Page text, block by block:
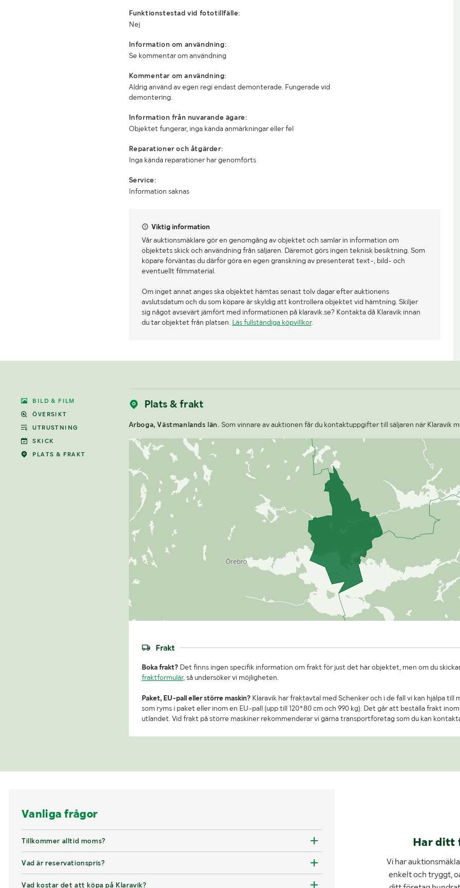
BILD & FILM
ÖVERSIKT
UTRUSTNING
SKICK
PLATS & FRAKT
Funktionstestad vid fototillfälle:
Nej
Information om användning:
Se kommentar om användning
Kommentar om användning:
Aldrig använd av egen regi endast demonterade. Fungerade vid
demontering.
Information från nuvarande ägare:
Objektet fungerar, inga kända anmärkningar eller fel
Reparationer och åtgärder:
Inga kända reparationer har genomförts
Service:
Information saknas
Viktig information
Vår auktionsmäklare gör en genomgång av objektet och samlar in information om
objektets skick och användning från säljaren. Däremot görs ingen teknisk besiktning. Som
köpare förväntas du därför göra en egen granskning av presenterat text-, bild- och
eventuellt filmmaterial.
Om inget annat anges ska objektet hämtas senast tolv dagar efter auktionens
avslutsdatum och du som köpare är skyldig att kontrollera objektet vid hämtning. Skiljer
sig något avsevärt jämfört med informationen på klaravik.se? Kontakta då Klaravik innan
du tar objektet från platsen. Läs fullständiga köpvillkor.
Plats & frakt
Arboga, Västmanlands län. Som vinnare av auktionen får du kontaktuppgifter till säljaren när Klaravik
Frakt
Boka frakt?Det finns ingen specifik information om frakt för just det här objektet, men om du
fraktformulär, så undersöker vi möjligheten.
Paket, EU-pall eller större maskin?Klaravik har fraktavtal med Schenker och i de fall vi kan hjälpa till
som ryms i paket eller inom en EU-pall (upp till 120*80 cm och 990 kg). Det går att beställa frakt
utlandet. Vid frakt på större maskiner rekommenderar vi gärna transportföretag som du kan
Vanliga frågor
Tillkommer alltid moms?
Vad är reservationspris?
Vad kostar det att köpa på Klaravik?
Har ditt
Vi har
enkelt och tryggt,